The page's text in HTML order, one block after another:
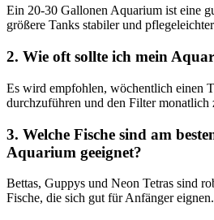
Ein 20-30 Gallonen Aquarium ist eine gute Wahl für Anfänger, da
größere Tanks stabiler und
2. Wie oft sollte ich mein
Es wird empfohlen, wöchentlich einen
durchzuführen und den Filter monatlich
3. Welche Fische sind am
Aquarium geeignet?
Bettas, Guppys und Neon Tetras sind
Fische, die sich gut für Anfänger eignen.